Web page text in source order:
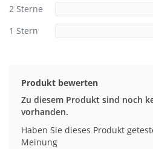
2 Sterne
1 Stern
Produkt bewerten
Zu diesem Produkt sind noch
vorhanden.
Haben Sie dieses Produkt
Meinung